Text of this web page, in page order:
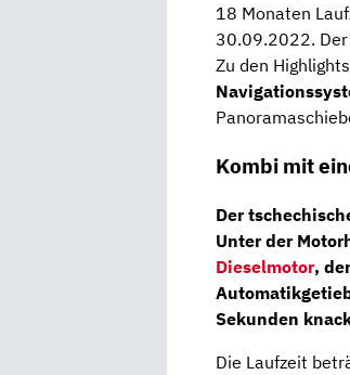
18 Monaten
30.09.2022. Der
Zu den
Kombi mit
Der
Unter der
Dieselmotor,
Sekunden
Die Laufzeit